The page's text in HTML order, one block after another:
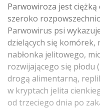
Parwowiroza jest
szeroko
Parwowirus psi
dzielących się komórek,
nabłonka jelitowego,
rozwijającego się płodu
drogą alimentarną,
w kryptach jelita
od trzeciego dnia po